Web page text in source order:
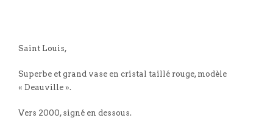
Saint Louis,
Superbe et grand vase en cristal taillé rouge, modèle
« Deauville ».
Vers 2000, signé en dessous.